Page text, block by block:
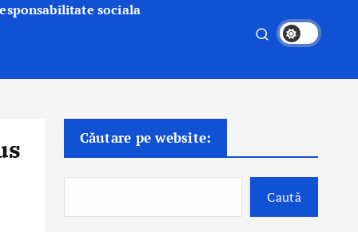
sociala
Căutare pe website:
Caută